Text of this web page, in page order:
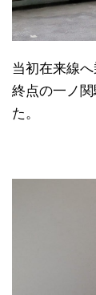
当初在来線
終点の一ノ
た。